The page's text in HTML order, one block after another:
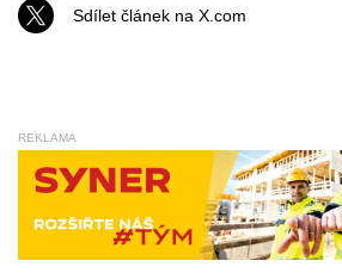
Sdílet článek na X.com
REKLAMA